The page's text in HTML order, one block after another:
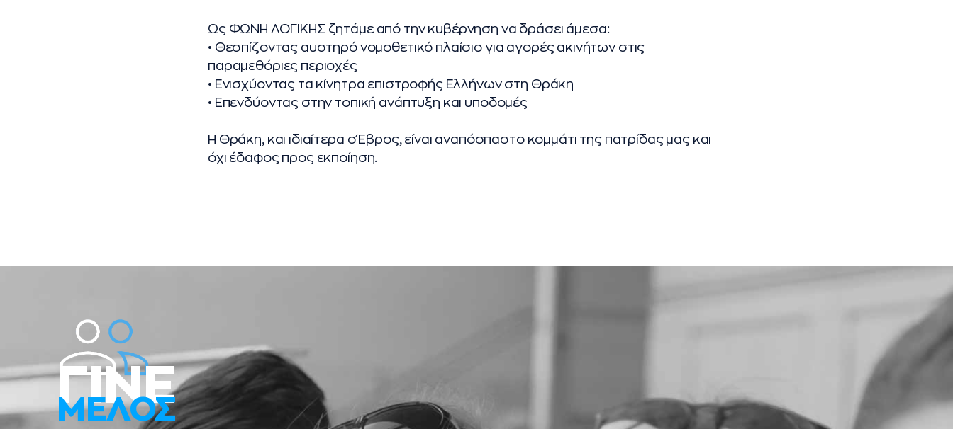
Ως ΦΩΝΗ ΛΟΓΙΚΗΣ ζητάμε από την κυβέρνηση να δράσει άμεσα:
• Θεσπίζοντας αυστηρό νομοθετικό πλαίσιο για αγορές ακινήτων στις
παραμεθόριες περιοχές
• Ενισχύοντας τα κίνητρα επιστροφής Ελλήνων στη Θράκη
• Επενδύοντας στην τοπική ανάπτυξη και υποδομές
Η Θράκη, και ιδιαίτερα ο Έβρος, είναι αναπόσπαστο κομμάτι της πατρίδας μας και
όχι έδαφος προς εκποίηση.
ΓΙΝΕ
ΜΕΛΟΣ